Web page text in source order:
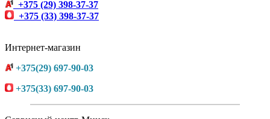
+375 (29) 398-37-37
+375 (33) 398-37-37
Интернет-магазин
+375(29) 697-90-03
+375(33) 697-90-03